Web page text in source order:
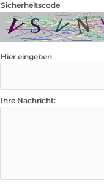
Sicherheitscode
Hier eingeben
Ihre Nachricht: